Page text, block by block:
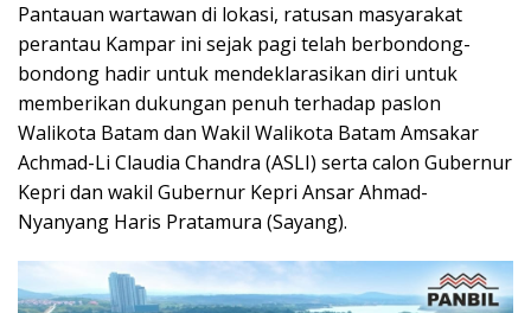
Pantauan wartawan di lokasi, ratusan masyarakat
perantau Kampar ini sejak pagi telah berbondong-
bondong hadir untuk mendeklarasikan diri untuk
memberikan dukungan penuh terhadap paslon
Walikota Batam dan Wakil Walikota Batam Amsakar
Achmad-Li Claudia Chandra (ASLI) serta calon Gubernur
Kepri dan wakil Gubernur Kepri Ansar Ahmad-
Nyanyang Haris Pratamura (Sayang).